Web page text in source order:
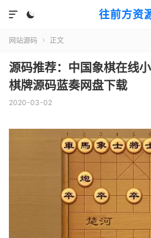
往前方资


网站源码  正文
源码推荐：中国象棋在线
棋牌源码蓝奏网盘下载
2020-03-02